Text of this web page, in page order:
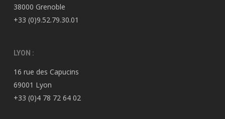
38000 Grenoble
+33 (0)9.52.79.30.01
LYON :
16 rue des Capucins
69001 Lyon
+33 (0)4 78 72 64 02